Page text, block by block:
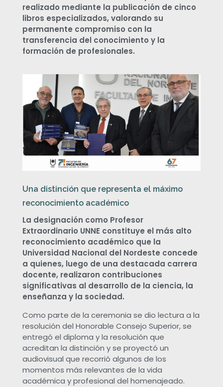
o
d
r
g
u
e
z
r
e
c
b
ó
realizado mediante la publicación de cinco
libros especializados, valorando su
permanente compromiso con la
transferencia del conocimiento y la
formación de profesionales.
Una distinción que representa el máximo
reconocimiento académico
La designación como Profesor
Extraordinario UNNE constituye el más alto
reconocimiento académico que la
Universidad Nacional del Nordeste concede
a quienes, luego de una destacada carrera
docente, realizaron contribuciones
significativas al desarrollo de la ciencia, la
enseñanza y la sociedad.
Como parte de la ceremonia se dio lectura a la
resolución del Honorable Consejo Superior, se
entregó el diploma y la resolución que
acreditan la distinción y se proyectó un
audiovisual que recorrió algunos de los
momentos más relevantes de la vida
académica y profesional del homenajeado.